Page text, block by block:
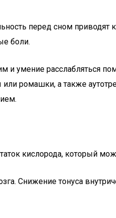
перед сном
боли.
и умение расслабляться
ромашки, а также
кислорода, который
Снижение тонуса